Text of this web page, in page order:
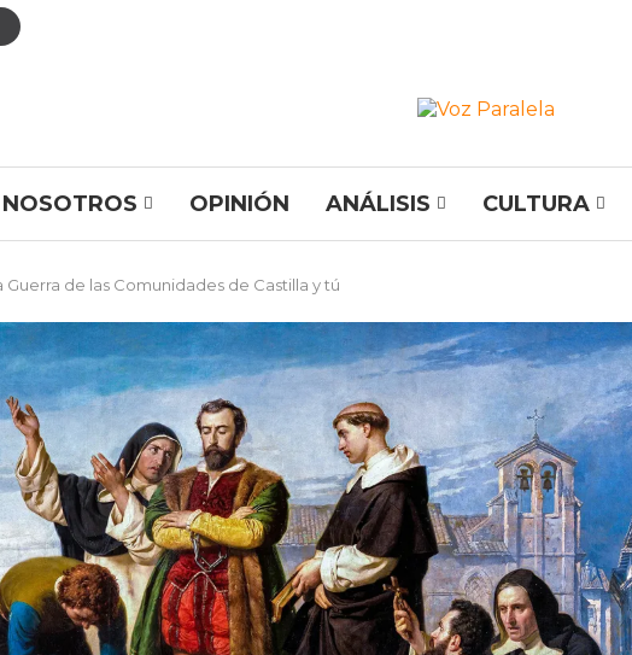
NOSOTROS OPINIÓN ANÁLISIS CULTURA
Guerra de las Comunidades de Castilla y tú